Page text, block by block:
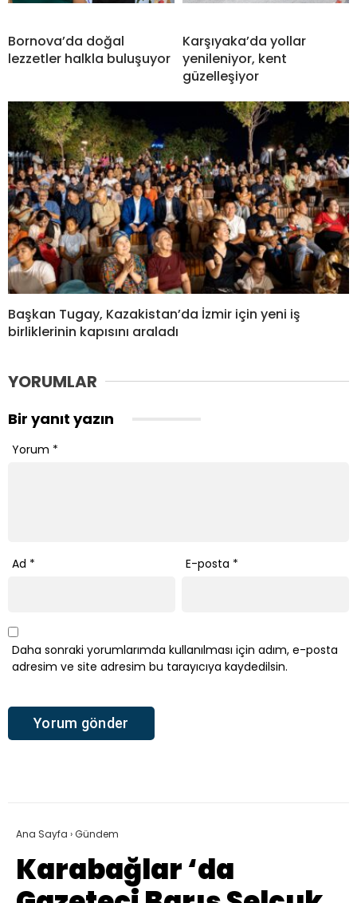
Bornova’da doğal
lezzetler halkla buluşuyor
Karşıyaka’da yollar
yenileniyor, kent
güzelleşiyor
Başkan Tugay, Kazakistan’da İzmir için yeni iş
birliklerinin kapısını araladı
YORUMLAR
Bir yanıt yazın
Yorum *
Ad * E-posta *
Daha sonraki yorumlarımda kullanılması için adım, e-posta
adresim ve site adresim bu tarayıcıya kaydedilsin.
Ana Sayfa ›Gündem
Karabağlar ‘da